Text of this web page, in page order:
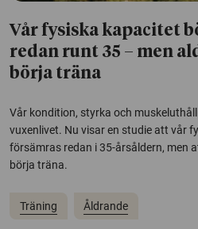
Vår fysiska kapacitet
redan runt 35 – men
börja träna
Vår kondition, styrka och
vuxenlivet. Nu visar en studie att vår
försämras redan i 35-årsåldern, men
börja träna.
Träning Åldrande